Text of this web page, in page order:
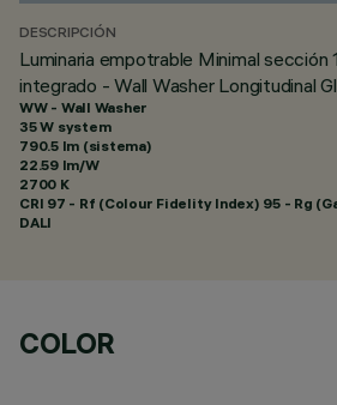
DESCRIPCIÓN
Luminaria empotrable Minimal sección
integrado - Wall Washer Longitudinal
WW - Wall Washer
35 W system
790.5 lm (sistema)
22.59 lm/W
2700 K
CRI 97 - Rf (Colour Fidelity Index) 95 - Rg
DALI
COLOR